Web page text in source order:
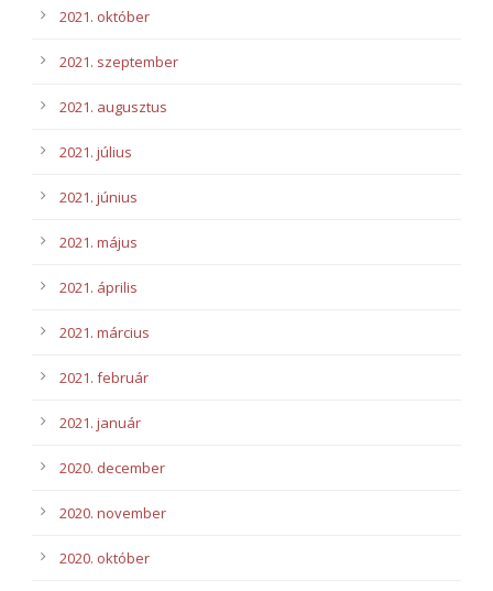
2021. október
2021. szeptember
2021. augusztus
2021. július
2021. június
2021. május
2021. április
2021. március
2021. február
2021. január
2020. december
2020. november
2020. október